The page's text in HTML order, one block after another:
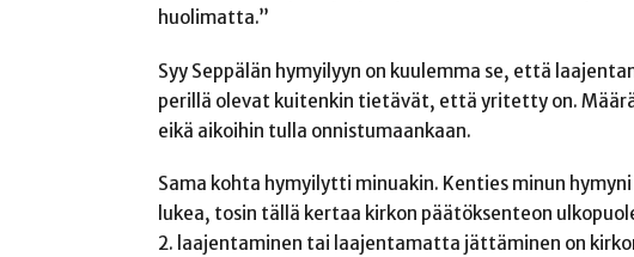
huolimatta.”
Syy Seppälän hymyilyyn on kuulemma se, että
perillä olevat kuitenkin tietävät, että yritetty on.
eikä aikoihin tulla onnistumaankaan.
Sama kohta hymyilytti minuakin. Kenties minun
lukea, tosin tällä kertaa kirkon päätöksenteon
2. laajentaminen tai laajentamatta jättäminen on